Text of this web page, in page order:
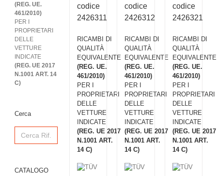
codice
2426311
RICAMBI DI
QUALITÀ
EQUIVALENTE
(REG. UE.
461/2010)
PER I
PROPRIETARI
DELLE
VETTURE
INDICATE
(REG. UE 2017
N.1001 ART.
14 C)
codice
2426312
RICAMBI DI
QUALITÀ
EQUIVALENTE
(REG. UE.
461/2010)
PER I
PROPRIETARI
DELLE
VETTURE
INDICATE
(REG. UE 2017
N.1001 ART.
14 C)
codice
2426321
RICAMBI DI
QUALITÀ
EQUIVALENTE
(REG. UE.
461/2010)
PER I
PROPRIETARI
DELLE
VETTURE
INDICATE
(REG. UE 2017
N.1001 ART.
14 C)
(REG. UE.
461/2010)
PER I
PROPRIETARI
DELLE
VETTURE
INDICATE
(REG. UE 2017
N.1001 ART. 14
C)
Cerca
Search
for:
CATALOGO